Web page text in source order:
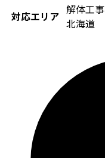
対応エリア 解体工事
北海道